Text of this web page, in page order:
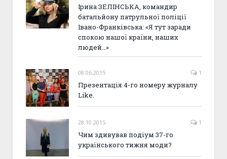
Ірина ЗЕЛІНСЬКА, командир
батальйону патрульної поліції
Івано-Франківська: «Я тут заради
спокою нашої країни, наших
людей…»
08.06.2015 1
Презентація 4-го номеру журналу
Like.
28.10.2015 1
Чим здивував подіум 37-го
українського тижня моди?